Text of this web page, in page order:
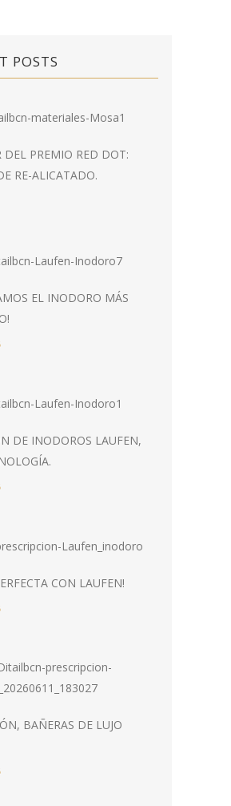
POSTS
DEL PREMIO RED DOT:
RE-ALICATADO.
EL INODORO MÁS
DE INODOROS LAUFEN,
CON LAUFEN!
BAÑERAS DE LUJO